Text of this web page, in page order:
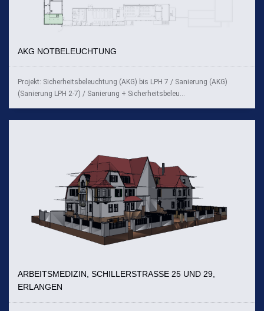
AKG NOTBELEUCHTUNG
Projekt: Sicherheitsbeleuchtung (AKG) bis LPH 7 / Sanierung (AKG)
(Sanierung LPH 2-7) / Sanierung + Sicherheitsbeleu...
ARBEITSMEDIZIN, SCHILLERSTRASSE 25 UND 29, E
RLANGEN